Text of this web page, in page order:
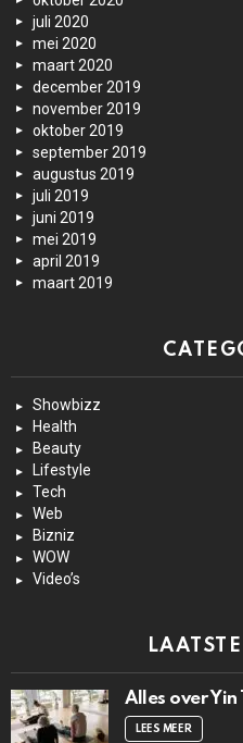
juli 2020
mei 2020
maart 2020
december 2019
november 2019
oktober 2019
september 2019
augustus 2019
juli 2019
juni 2019
mei 2019
april 2019
maart 2019
Showbizz
Health
Beauty
Lifestyle
Tech
Web
Bizniz
WOW
Video’s
Alles over
LEES MEER